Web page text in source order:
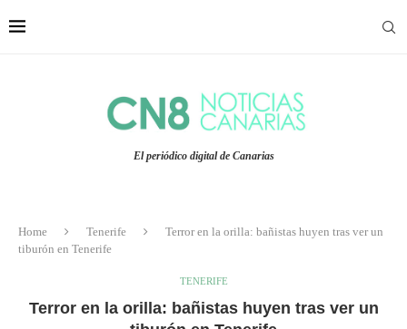
El periódico digital de Canarias
Home Tenerife
Terror en la orilla: bañistas huyen tras ver un
tiburón en Tenerife
TENERIFE
Terror en la orilla: bañistas huyen tras ver un